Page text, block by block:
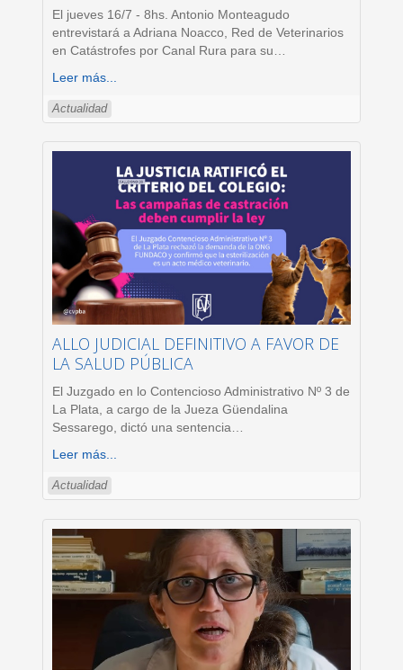
El jueves 16/7 - 8hs. Antonio Monteagudo
entrevistará a Adriana Noacco, Red de Veterinarios
en Catástrofes por Canal Rura para su
Leer más...
Actualidad
ALLO JUDICIAL DEFINITIVO A FAVOR DE
LA SALUD PÚBLICA
El Juzgado en lo Contencioso Administrativo Nº 3 de
La Plata, a cargo de la Jueza Güendalina
Sessarego, dictó una sentencia…
Leer más...
Actualidad